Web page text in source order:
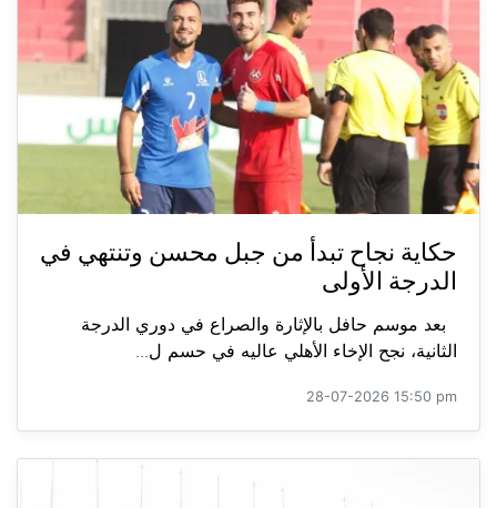
حكاية نجاح تبدأ من جبل محسن وتنتهي في
الدرجة الأولى
بعد موسم حافل بالإثارة والصراع في دوري الدرجة
الثانية، نجح الإخاء الأهلي عاليه في حسم ل...
28-07-2026 15:50 pm